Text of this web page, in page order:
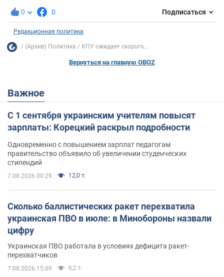
0 0 Подписаться
Редакционная политика
(Архив) Политика КПУ ожидает скорого...
Вернуться на главную OBOZ
Важное
С 1 сентября украинским учителям повысят
зарплаты: Корецкий раскрыл подробности
Одновременно с повышением зарплат педагогам
правительство объявило об увеличении студенческих
стипендий
7.08.2026 00:29 12,0 т.
Сколько баллистических ракет перехватила
украинская ПВО в июле: в Минобороны назвали
цифру
Украинская ПВО работала в условиях дефицита ракет-
перехватчиков
7.08.2026 15:09 6,2 т.